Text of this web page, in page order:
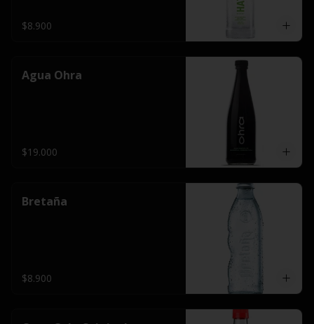
$8.900
Agua Ohra
$19.000
Bretaña
$8.900